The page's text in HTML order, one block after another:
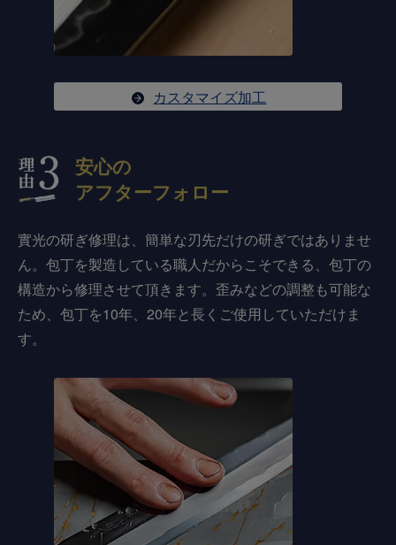
カスタマイズ加工
安心の
アフターフォロー
實光の研ぎ修理は、簡単な刃先だけの研ぎではありませ
ん。包丁を製造している職人だからこそできる、包丁の
構造から修理させて頂きます。歪みなどの調整も可能な
ため、包丁を10年、20年と長くご使用していただけま
す。